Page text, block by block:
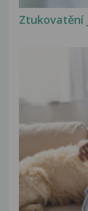
Ztukovatění